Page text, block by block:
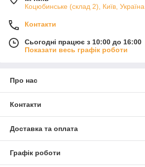
Коцюбинське (склад 2), Київ, Україна
Контакти
Сьогодні працює з 10:00 до 16:00
Показати весь графік роботи
Про нас
Контакти
Доставка та оплата
Графік роботи